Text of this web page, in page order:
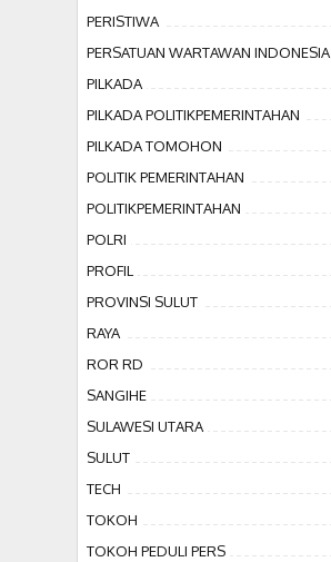
PERISTIWA
PERSATUAN WARTAWAN INDONESIA
PILKADA
PILKADA POLITIKPEMERINTAHAN
PILKADA TOMOHON
POLITIK PEMERINTAHAN
POLITIKPEMERINTAHAN
POLRI
PROFIL
PROVINSI SULUT
RAYA
ROR RD
SANGIHE
SULAWESI UTARA
SULUT
TECH
TOKOH
TOKOH PEDULI PERS